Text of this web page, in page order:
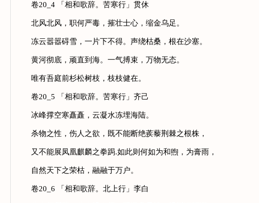
卷20_4 「相和歌辞。苦寒行」贯休
北风北风，职何严毒，摧壮士心，缩金乌足。
冻云嚣嚣碍雪，一片下不得。声绕枯桑，根在沙塞。
黄河彻底，顽直到海。一气搏束，万物无态。
唯有吾庭前杉松树枝，枝枝健在。
卷20_5 「相和歌辞。苦寒行」齐己
冰峰撑空寒矗矗，云凝水冻埋海陆。
杀物之性，伤人之欲，既不能断绝蒺藜荆棘之根株，
又不能展凤凰麒麟之拳跼.如此则何如为和煦，为膏雨，
自然天下之荣枯，融融于万户。
卷20_6 「相和歌辞。北上行」李白